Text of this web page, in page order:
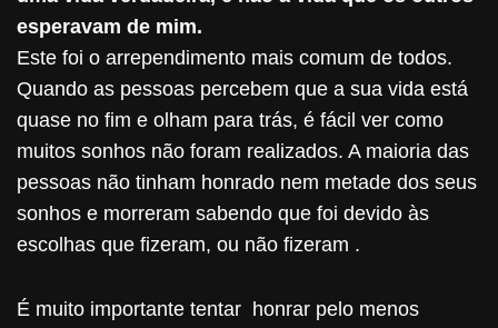
esperavam de mim.
Este foi o arrependimento mais comum de todos.
Quando as pessoas percebem que a sua vida está
quase no fim e olham para trás, é fácil ver como
muitos sonhos não foram realizados. A maioria das
pessoas não tinham honrado nem metade dos seus
sonhos e morreram sabendo que foi devido às
escolhas que fizeram, ou não fizeram .
É muito importante tentar honrar pelo menos